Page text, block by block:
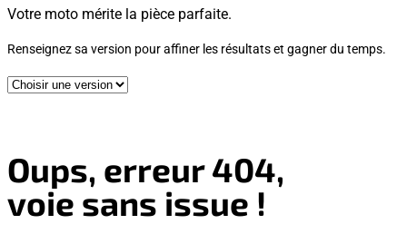
Votre moto mérite la pièce parfaite.
Renseignez sa version pour affiner les résultats et gagner du temps.
Oups, erreur 404,
voie sans issue !